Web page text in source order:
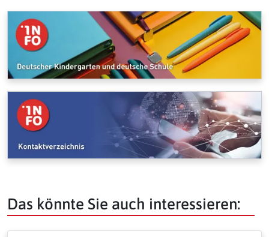
Das könnte Sie auch interessieren: